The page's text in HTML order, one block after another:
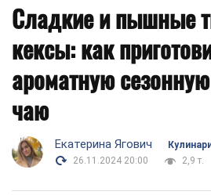
Сладкие и пышные
кексы: как
ароматную
чаю
Екатерина Ягович
26.11.2024 20:00
2,9 т.